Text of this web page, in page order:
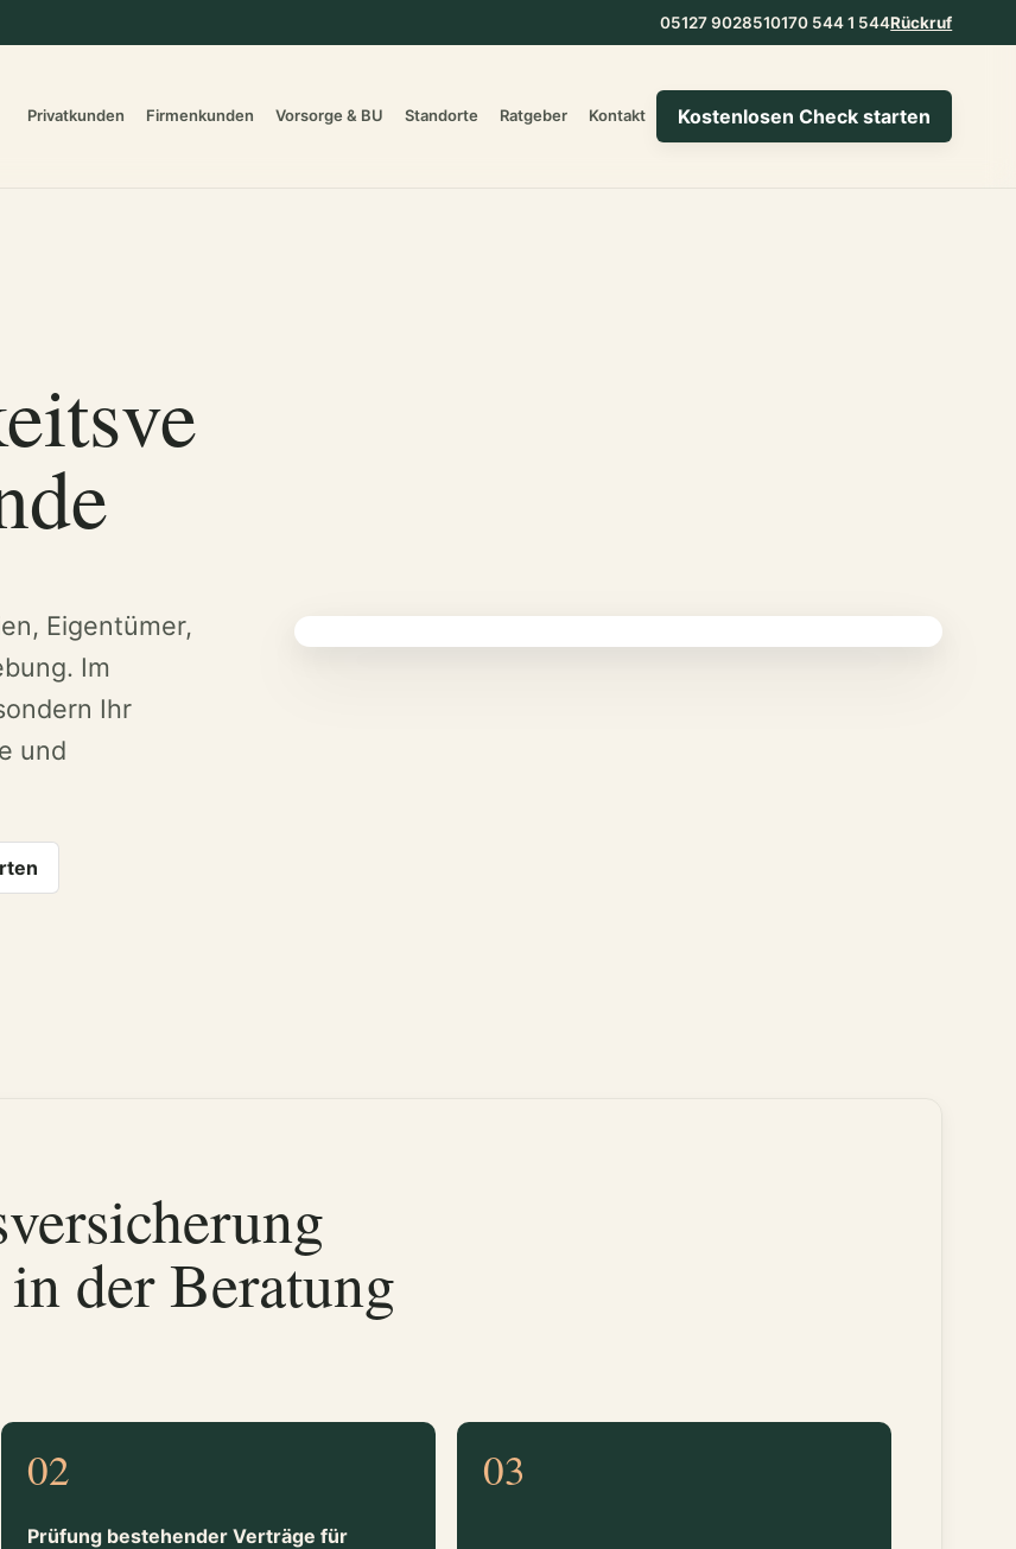
05127 9028510170 544 1 544Rückruf
Privatkunden Firmenkunden Vorsorge & BU Standorte Ratgeber Kontakt Kostenlosen Check starten
Eigentümer,
Im
Ihr
und
der Beratung
02
Prüfung bestehender Verträge für
03